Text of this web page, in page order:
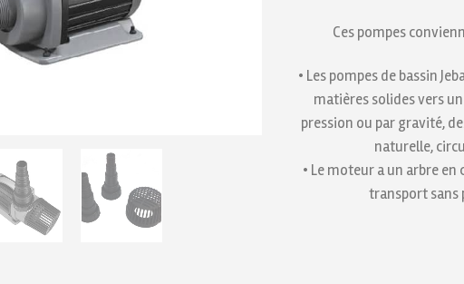
Ces pompes
• Les pompes de bassin
matières solides vers
pression ou par gravité,
naturelle,
• Le moteur a un arbre
transport sans